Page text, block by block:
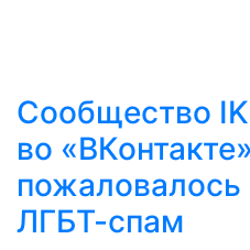
Сообщество
во «ВКонтакте»
пожаловалось
ЛГБТ-спам